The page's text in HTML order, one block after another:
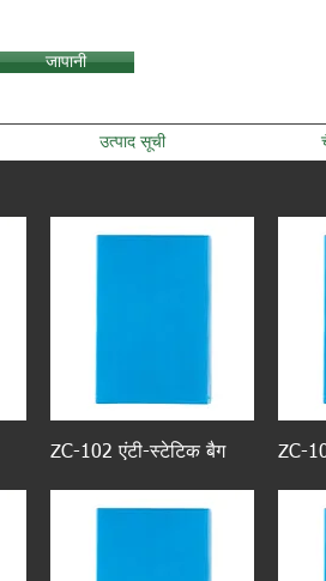
जापानी
उत्पाद सूची
ZC-102 एंटी-स्टेटिक बैग ZC-